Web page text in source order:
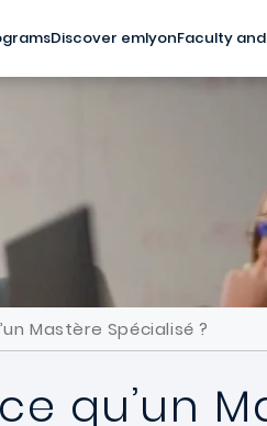
Discover emlyonFaculty
Mastère Spécialisé ?
qu’un